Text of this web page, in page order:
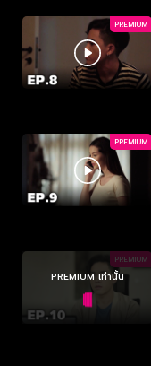
PREMIUM
PREMIUM
PREMIUM
PREMIUM เท่านั้น